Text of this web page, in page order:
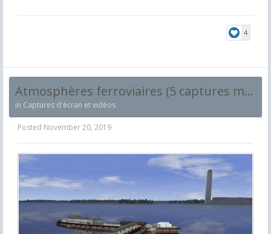
4
Atmosphères ferroviaires (5 captures maximum et par jour !)
in Captures d'écran et vidéos
Posted November 20, 2019